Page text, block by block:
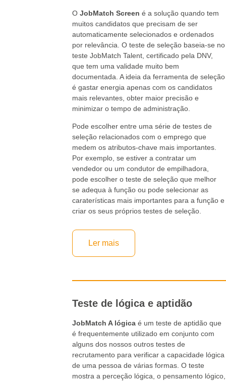
OJobMatch Screen é a solução quando tem
muitos candidatos que precisam de ser
automaticamente selecionados e ordenados
por relevância. O teste de seleção baseia-se no
teste JobMatch Talent, certificado pela DNV,
que tem uma validade muito bem
documentada. A ideia da ferramenta de seleção
é gastar energia apenas com os candidatos
mais relevantes, obter maior precisão e
minimizar o tempo de administração.
Pode escolher entre uma série de testes de
seleção relacionados com o emprego que
medem os atributos-chave mais importantes.
Por exemplo, se estiver a contratar um
vendedor ou um condutor de empilhadora,
pode escolher o teste de seleção que melhor
se adequa à função ou pode selecionar as
caraterísticas mais importantes para a função e
criar os seus próprios testes de seleção.
Ler mais
Teste de lógica e aptidão
JobMatch A lógica é um teste de aptidão que
é frequentemente utilizado em conjunto com
alguns dos nossos outros testes de
recrutamento para verificar a capacidade lógica
de uma pessoa de várias formas. O teste
mostra a perceção lógica, o pensamento lógico,